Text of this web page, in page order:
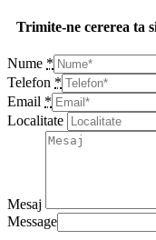
Trimite-ne cererea ta
Nume *
Telefon *
Email *
Localitate
Mesaj
Message